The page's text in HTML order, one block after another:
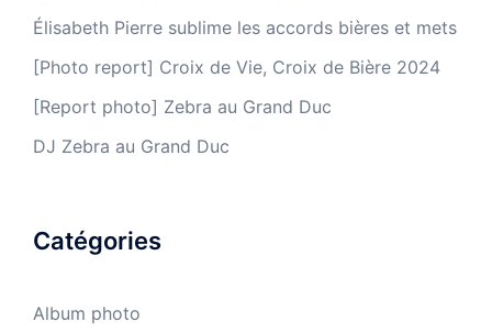
Élisabeth Pierre sublime les accords bières et mets
[Photo report] Croix de Vie, Croix de Bière 2024
[Report photo] Zebra au Grand Duc
DJ Zebra au Grand Duc
Catégories
Album photo